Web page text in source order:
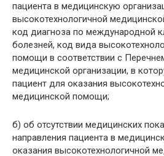
пациента в медицинскую
высокотехнологичной
код диагноза по международной
болезней, код вида
помощи в соответствии с
медицинской организации, в
пациент для оказания
медицинской помощи;
б) об отсутствии медицинских
направления пациента в
оказания высокотехнологичной